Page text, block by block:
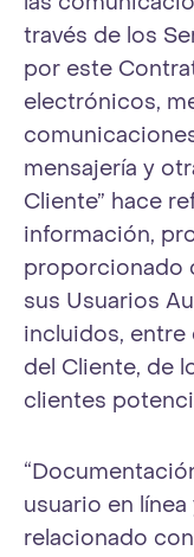
través de los
por este
electrónicos,
mensajería y
Cliente” hace
información,
proporcionado
sus Usuarios
incluidos, entre
del Cliente, de
clientes
usuario en
relacionado